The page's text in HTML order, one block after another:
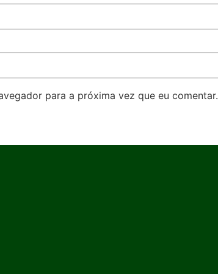
para a próxima vez que eu comentar.